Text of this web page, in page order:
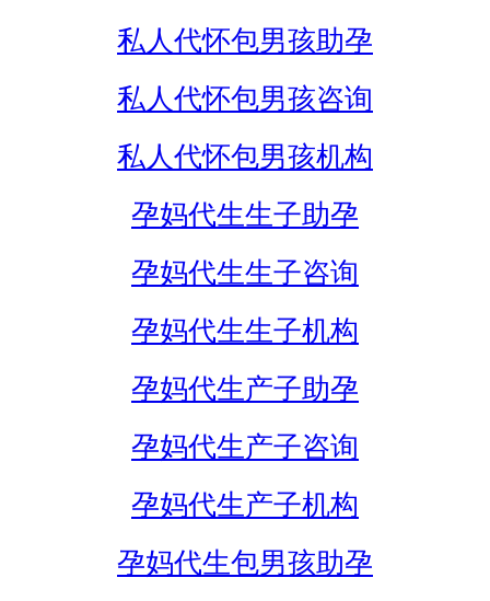
私人代怀包男孩助孕
私人代怀包男孩咨询
私人代怀包男孩机构
孕妈代生生子助孕
孕妈代生生子咨询
孕妈代生生子机构
孕妈代生产子助孕
孕妈代生产子咨询
孕妈代生产子机构
孕妈代生包男孩助孕